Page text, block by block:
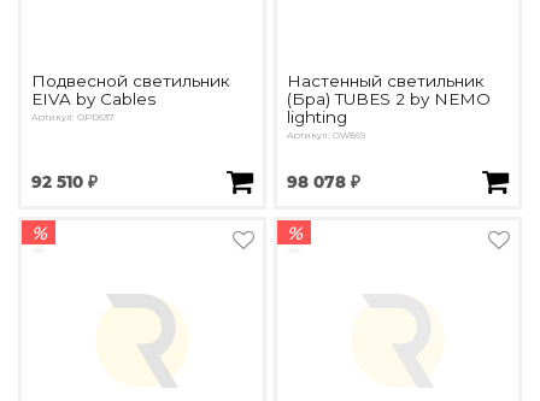
Подвесной светильник
EIVA by Cables
Артикул: OPD637
92 510 ₽
Настенный светильник
(Бра) TUBES 2 by NEMO
lighting
Артикул: OW869
98 078 ₽
% %